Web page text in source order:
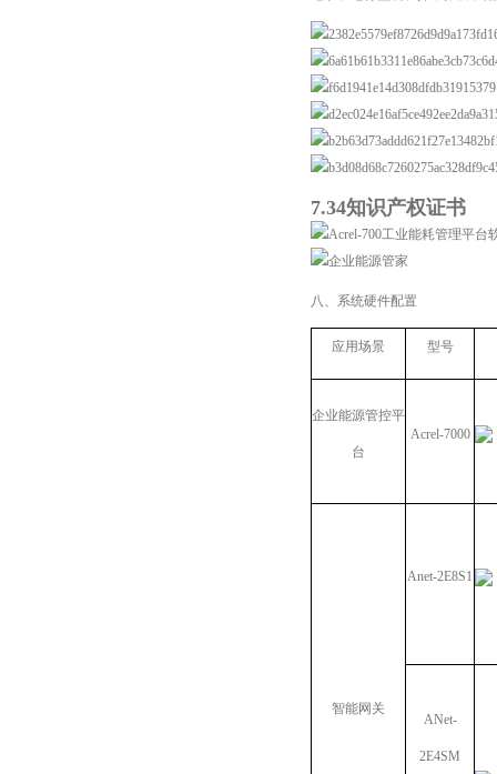
7.34知识产权证书
八、系统硬件配置
应用场景 型号
企业能源管控平
台
Acrel-7000
智能网关
Anet-2E8S1
ANet-
2E4SM